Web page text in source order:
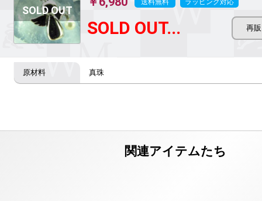
送料無料 ラッピング対応
SOLD OUT...
真珠